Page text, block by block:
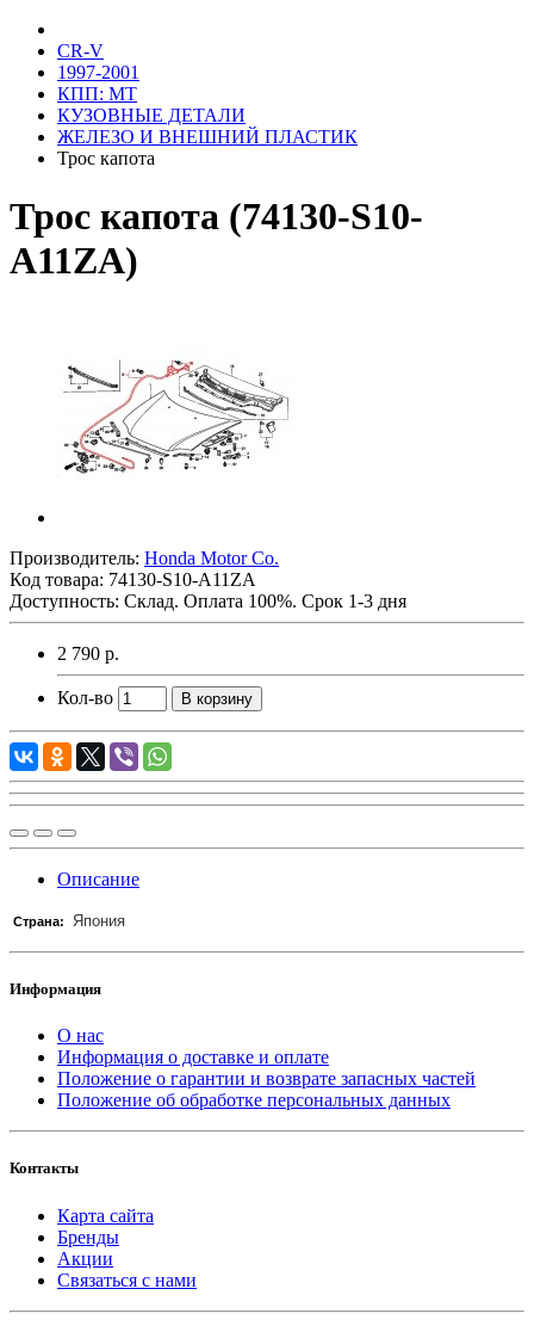
CR-V
1997-2001
КПП: MT
КУЗОВНЫЕ ДЕТАЛИ
ЖЕЛЕЗО И ВНЕШНИЙ ПЛАСТИК
Трос капота
Трос капота (74130-S10-
A11ZA)
Производитель: Honda Motor Co.
Код товара: 74130-S10-A11ZA
Доступность: Склад. Оплата 100%. Срок 1-3 дня
2 790 р.
Кол-во В корзину
Описание
Страна: Япония
Информация
О нас
Информация о доставке и оплате
Положение о гарантии и возврате запасных частей
Положение об обработке персональных данных
Контакты
Карта сайта
Бренды
Акции
Связаться с нами